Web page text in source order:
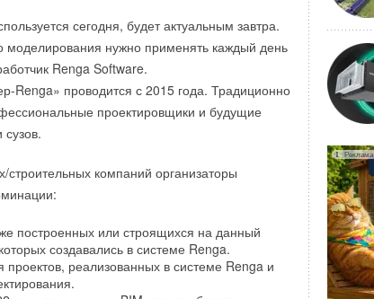
сегодня, будет актуальным завтра.
нужно применять каждый день
Renga Software.
Renga» проводится с 2015 года. Традиционно
проектировщики и будущие
строительных компаний организаторы
построенных или строящихся на данный
создавались в системе Renga.
реализованных в системе Renga и
Реклама
которого является
, 5 июня принял
Asia. Среди 16 участников он оказался
почетное второе место. Павел привлек
автомобилем, но и техникой прохождения